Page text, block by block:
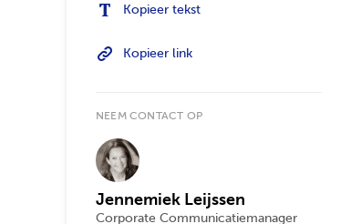
Kopieer tekst
Kopieer link
NEEM CONTACT OP
Jennemiek Leijssen
Corporate Communicatiemanager